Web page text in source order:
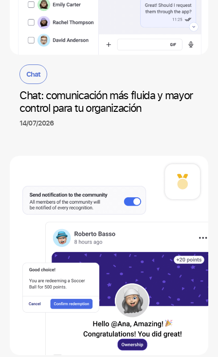
Chat
Chat: comunicación más fluida y mayor
control para tu organización
14/07/2026